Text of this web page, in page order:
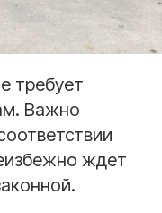
требует
Важно
ждет